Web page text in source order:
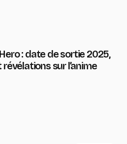
: date de sortie 2025,
sur l’anime